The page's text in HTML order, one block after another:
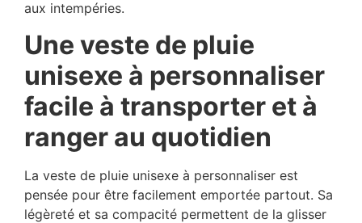
aux intempéries.
Une veste de pluie
unisexe à personnaliser
facile à transporter et à
ranger au quotidien
La veste de pluie unisexe à personnaliser est
pensée pour être facilement emportée partout. Sa
légèreté et sa compacité permettent de la glisser